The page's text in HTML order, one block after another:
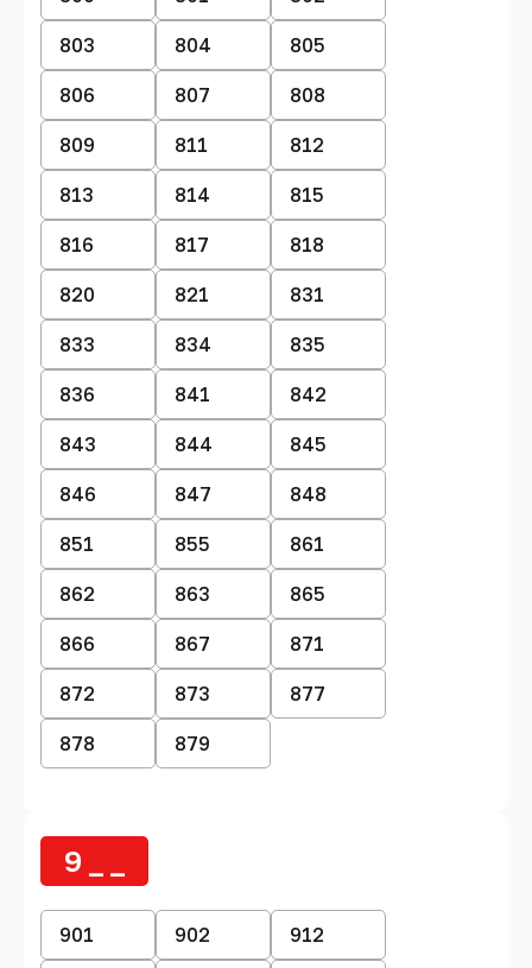
803 804 805
806 807 808
809 811 812
813 814 815
816 817 818
820 821 831
833 834 835
836 841 842
843 844 845
846 847 848
851 855 861
862 863 865
866 867 871
872 873 877
878 879
9 _ _
901 902 912